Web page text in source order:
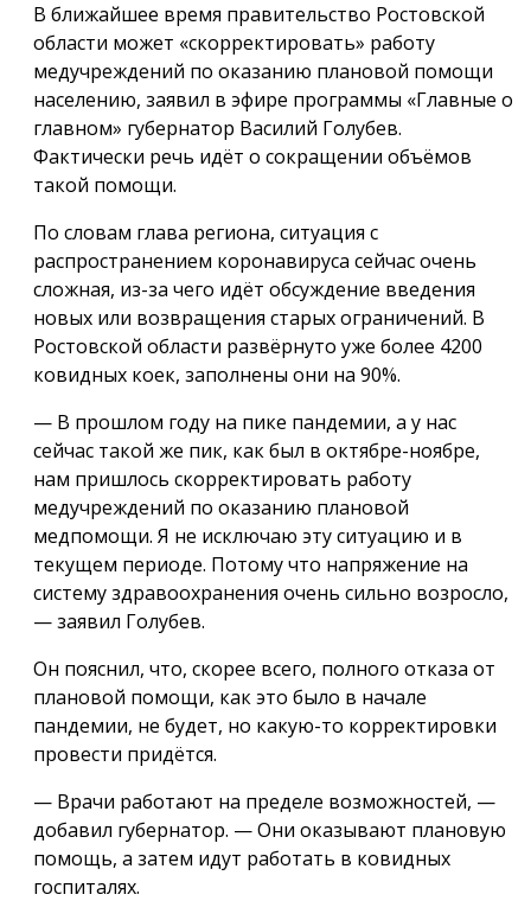
В ближайшее время правительство Ростовской
области может «скорректировать» работу
медучреждений по оказанию плановой помощи
населению, заявил в эфире программы «Главные о
главном» губернатор Василий Голубев.
Фактически речь идёт о сокращении объёмов
такой помощи.
По словам глава региона, ситуация с
распространением коронавируса сейчас очень
сложная, из-за чего идёт обсуждение введения
новых или возвращения старых ограничений. В
Ростовской области развёрнуто уже более 4200
ковидных коек, заполнены они на 90%.
— В прошлом году на пике пандемии, а у нас
сейчас такой же пик, как был в октябре-ноябре,
нам пришлось скорректировать работу
медучреждений по оказанию плановой
медпомощи. Я не исключаю эту ситуацию и в
текущем периоде. Потому что напряжение на
систему здравоохранения очень сильно возросло,
— заявил Голубев.
Он пояснил, что, скорее всего, полного отказа от
плановой помощи, как это было в начале
пандемии, не будет, но какую-то корректировки
провести придётся.
— Врачи работают на пределе возможностей, —
добавил губернатор. — Они оказывают плановую
помощь, а затем идут работать в ковидных
госпиталях.